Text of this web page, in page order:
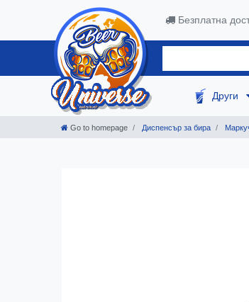
Безплатна
Други
Go to homepage Диспенсър за бира